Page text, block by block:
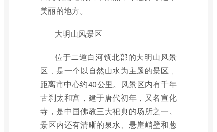
美丽的地方。
大明山风景区
位于二道白河镇北部的大明山风景
区，是一个以自然山水为主题的景区，
距离市中心约40公里。风景区内有千年
古刹太和宫，建于唐代初年，又名宣化
寺，是中国佛教三大祀典的场所之一。
景区内还有清晰的泉水、悬崖峭壁和葱